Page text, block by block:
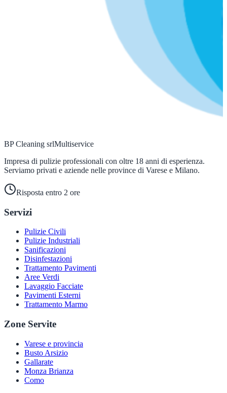
BP Cleaning srlMultiservice
Impresa di pulizie professionali con oltre 18 anni di esperienza.
Serviamo privati e aziende nelle province di Varese e Milano.
Risposta entro 2 ore
Servizi
Pulizie Civili
Pulizie Industriali
Sanificazioni
Disinfestazioni
Trattamento Pavimenti
Aree Verdi
Lavaggio Facciate
Pavimenti Esterni
Trattamento Marmo
Zone Servite
Varese e provincia
Busto Arsizio
Gallarate
Monza Brianza
Como